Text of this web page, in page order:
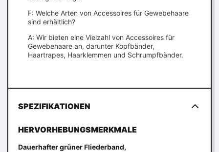
F: Welche Arten von Accessoires für Gewebehaare
sind erhältlich?
A: Wir bieten eine Vielzahl von Accessoires für
Gewebehaare an, darunter Kopfbänder,
Haartrapes, Haarklemmen und Schrumpfbänder.
SPEZIFIKATIONEN
HERVORHEBUNGSMERKMALE
Dauerhafter grüner Fliederband,